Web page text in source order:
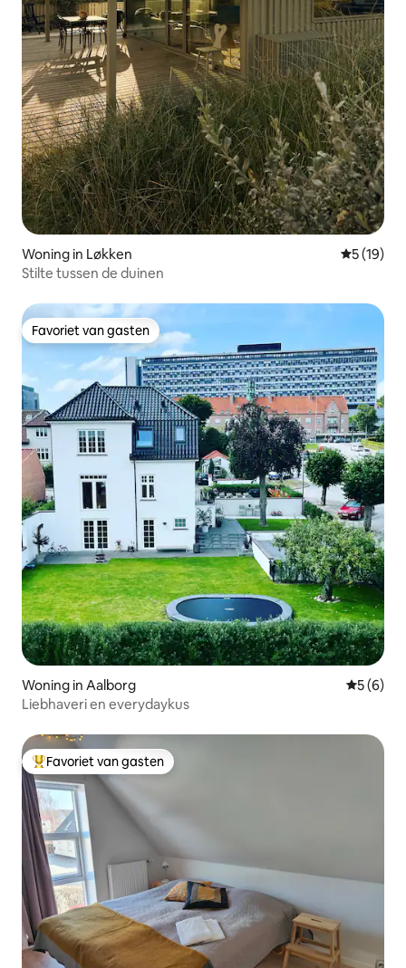
Woning in Løkken
5 (19)
Stilte tussen de duinen
Favoriet van gasten
Favoriet van gasten
Woning in Aalborg
5 (6)
Liebhaveri en everydaykus
Topfavoriet van gasten
Favoriet van gasten